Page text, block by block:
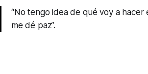
“No tengo idea de qué voy a
me dé paz”.